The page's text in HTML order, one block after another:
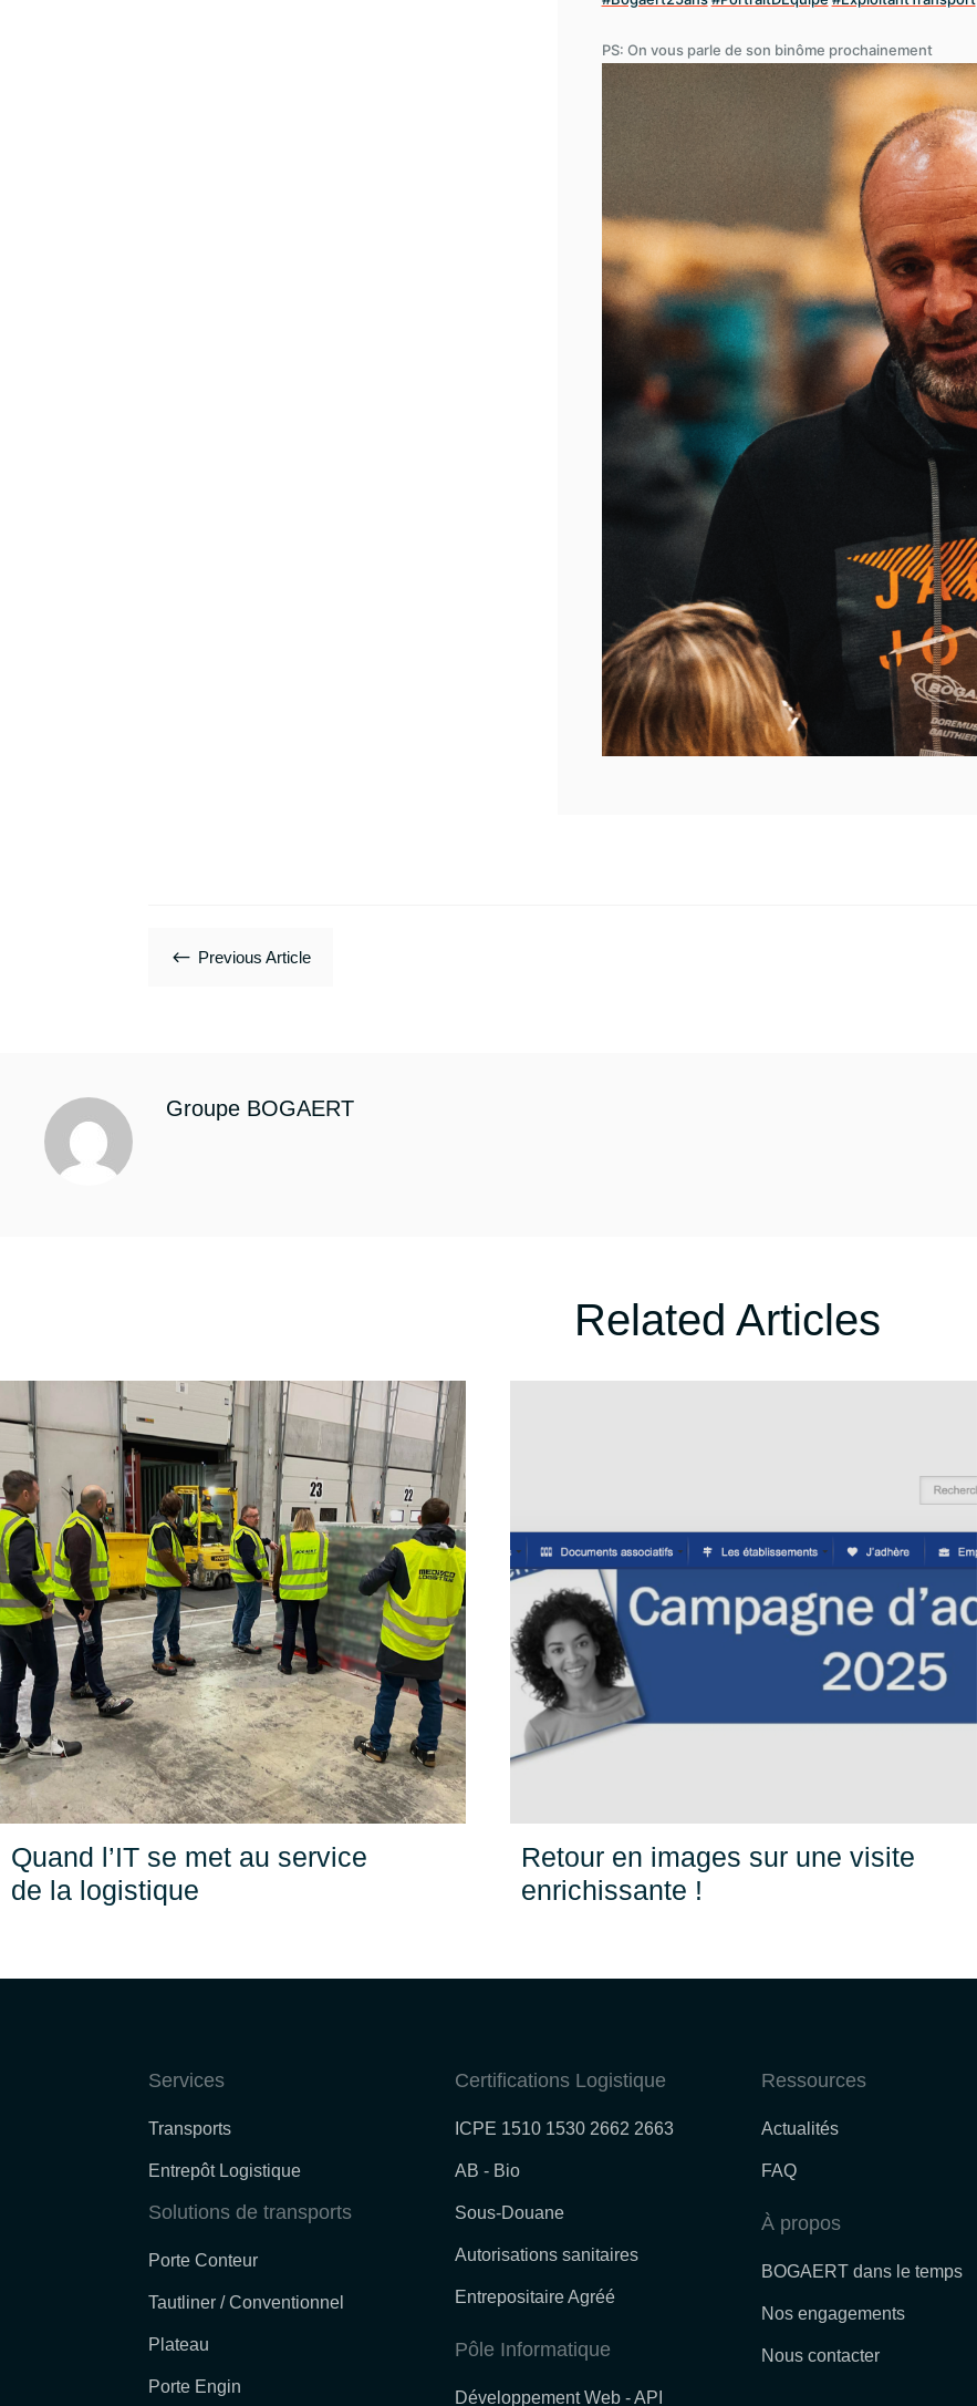
PS: On vous parle de son binôme prochainement
# Previous Article
Groupe BOGAERT
Related Articles
Quand l’IT se met au service
de la logistique
Retour en images sur une visite
enrichissante !
Services
Transports
Entrepôt Logistique
Solutions de transports
Porte Conteur
Tautliner / Conventionnel
Plateau
Porte Engin
Certifications Logistique
ICPE 1510 1530 2662 2663
AB - Bio
Sous-Douane
Autorisations sanitaires
Entrepositaire Agréé
Pôle Informatique
Développement Web - API
Ressources
Actualités
FAQ
À propos
BOGAERT dans le temps
Nos engagements
Nous contacter